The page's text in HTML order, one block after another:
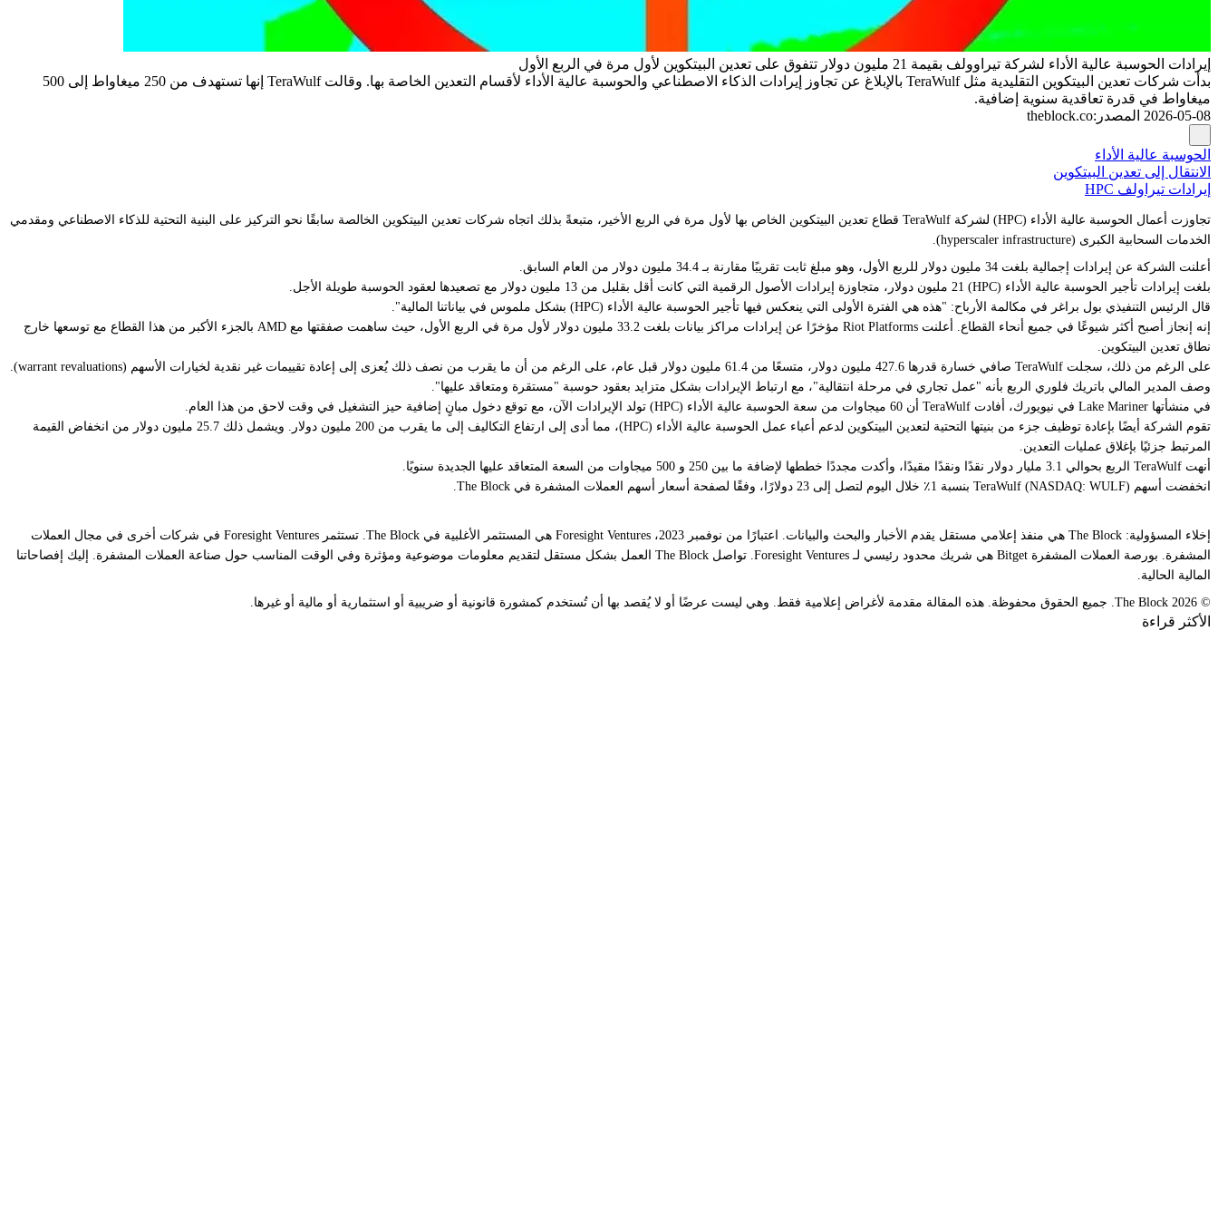
إيرادات الحوسبة عالية الأداء لشركة تيراوولف بقيمة 21 مليون دولار تتفوق على تعدين البيتكوين لأول مرة في الربع الأول
بدأت شركات تعدين البيتكوين التقليدية مثل TeraWulf بالإبلاغ عن تجاوز إيرادات الذكاء الاصطناعي والحوسبة عالية الأداء لأقسام التعدين الخاصة بها. وقالت TeraWulf إنها تستهدف من 250 ميغاواط إلى 500
ميغاواط في قدرة تعاقدية سنوية إضافية.
2026-05-08 المصدر :
theblock.co
الحوسبة عالية الأداء
الانتقال إلى تعدين البيتكوين
إيرادات تيراولف HPC
تجاوزت أعمال الحوسبة عالية الأداء (HPC) لشركة TeraWulf قطاع تعدين البيتكوين الخاص بها لأول مرة في الربع الأخير، متبعةً بذلك اتجاه شركات تعدين البيتكوين الخالصة سابقًا نحو التركيز على البنية التحتية للذكاء الاصطناعي ومقدمي
الخدمات السحابية الكبرى (hyperscaler infrastructure).
أعلنت الشركة عن إيرادات إجمالية بلغت 34 مليون دولار للربع الأول، وهو مبلغ ثابت تقريبًا مقارنة بـ 34.4 مليون دولار من العام السابق.
بلغت إيرادات تأجير الحوسبة عالية الأداء (HPC) 21 مليون دولار، متجاوزة إيرادات الأصول الرقمية التي كانت أقل بقليل من 13 مليون دولار مع تصعيدها لعقود الحوسبة طويلة الأجل.
قال الرئيس التنفيذي بول براغر في مكالمة الأرباح: "هذه هي الفترة الأولى التي ينعكس فيها تأجير الحوسبة عالية الأداء (HPC) بشكل ملموس في بياناتنا المالية".
إنه إنجاز أصبح أكثر شيوعًا في جميع أنحاء القطاع. أعلنت Riot Platforms مؤخرًا عن إيرادات مراكز بيانات بلغت 33.2 مليون دولار لأول مرة في الربع الأول، حيث ساهمت صفقتها مع AMD بالجزء الأكبر من هذا القطاع مع توسعها خارج
نطاق تعدين البيتكوين.
على الرغم من ذلك، سجلت TeraWulf صافي خسارة قدرها 427.6 مليون دولار، متسعًا من 61.4 مليون دولار قبل عام، على الرغم من أن ما يقرب من نصف ذلك يُعزى إلى إعادة تقييمات غير نقدية لخيارات الأسهم (warrant revaluations).
وصف المدير المالي باتريك فلوري الربع بأنه "عمل تجاري في مرحلة انتقالية"، مع ارتباط الإيرادات بشكل متزايد بعقود حوسبة "مستقرة ومتعاقد عليها".
في منشأتها Lake Mariner في نيويورك، أفادت TeraWulf أن 60 ميجاوات من سعة الحوسبة عالية الأداء (HPC) تولد الإيرادات الآن، مع توقع دخول مبانٍ إضافية حيز التشغيل في وقت لاحق من هذا العام.
تقوم الشركة أيضًا بإعادة توظيف جزء من بنيتها التحتية لتعدين البيتكوين لدعم أعباء عمل الحوسبة عالية الأداء (HPC)، مما أدى إلى ارتفاع التكاليف إلى ما يقرب من 200 مليون دولار. ويشمل ذلك 25.7 مليون دولار من انخفاض القيمة
المرتبط جزئيًا بإغلاق عمليات التعدين.
أنهت TeraWulf الربع بحوالي 3.1 مليار دولار نقدًا ونقدًا مقيدًا، وأكدت مجددًا خططها لإضافة ما بين 250 و 500 ميجاوات من السعة المتعاقد عليها الجديدة سنويًا.
انخفضت أسهم TeraWulf (NASDAQ: WULF) بنسبة 1٪ خلال اليوم لتصل إلى 23 دولارًا، وفقًا لصفحة أسعار أسهم العملات المشفرة في The Block.
إخلاء المسؤولية: The Block هي منفذ إعلامي مستقل يقدم الأخبار والبحث والبيانات. اعتبارًا من نوفمبر 2023، Foresight Ventures هي المستثمر الأغلبية في The Block. تستثمر Foresight Ventures في شركات أخرى في مجال العملات
المشفرة. بورصة العملات المشفرة Bitget هي شريك محدود رئيسي لـ Foresight Ventures. تواصل The Block العمل بشكل مستقل لتقديم معلومات موضوعية ومؤثرة وفي الوقت المناسب حول صناعة العملات المشفرة. إليك إفصاحاتنا
المالية الحالية.
© 2026 The Block. جميع الحقوق محفوظة. هذه المقالة مقدمة لأغراض إعلامية فقط. وهي ليست عرضًا أو لا يُقصد بها أن تُستخدم كمشورة قانونية أو ضريبية أو استثمارية أو مالية أو غيرها.
الأكثر قراءة